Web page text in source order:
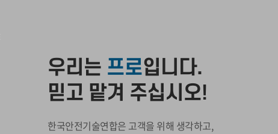
우리는 프로입니다.
믿고 맡겨 주십시오!
한국안전기술연합은 고객을 위해 생각하고,